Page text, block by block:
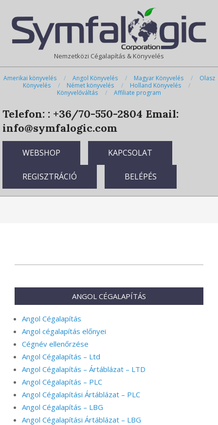
content
Navigation
Menu
Nemzetközi Cégalapítás & Könyvelés
Amerikai könyvelés Angol Könyvelés Magyar Könyvelés
Olasz
Könyvelés
Német könyvelés
Holland Könyvelés
Könyvelőváltás
Affiliate program
Telefon: : +36/70-550-2804 Email:
info@symfalogic.com
WEBSHOP KAPCSOLAT
REGISZTRÁCIÓ BELÉPÉS
ANGOL CÉGALAPÍTÁS
Angol Cégalapítás
Angol cégalapítás előnyei
Cégnév ellenőrzése
Angol Cégalapítás – Ltd
Angol Cégalapítás – Ártáblázat – LTD
Angol Cégalapítás – PLC
Angol Cégalapítási Ártáblázat – PLC
Angol Cégalapítás – LBG
Angol Cégalapítási Ártáblázat – LBG